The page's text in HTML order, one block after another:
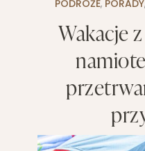
PODRÓŻE, PORADY,
Wakacje